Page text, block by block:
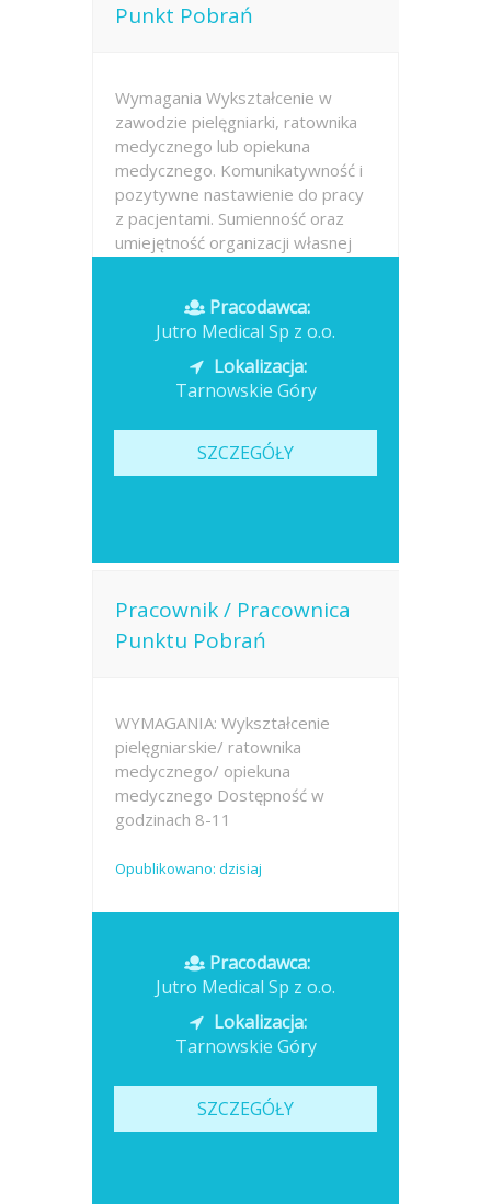
Punkt Pobrań
Wymagania Wykształcenie w
zawodzie pielęgniarki, ratownika
medycznego lub opiekuna
medycznego. Komunikatywność i
pozytywne nastawienie do pracy
z pacjentami. Sumienność oraz
umiejętność organizacji własnej
Opublikowano: dzisiaj
Pracodawca:
Jutro Medical Sp z o.o.
Lokalizacja:
Tarnowskie Góry
SZCZEGÓŁY
Pracownik / Pracownica
Punktu Pobrań
WYMAGANIA: Wykształcenie
pielęgniarskie/ ratownika
medycznego/ opiekuna
medycznego Dostępność w
godzinach 8-11
Opublikowano: dzisiaj
Pracodawca:
Jutro Medical Sp z o.o.
Lokalizacja:
Tarnowskie Góry
SZCZEGÓŁY